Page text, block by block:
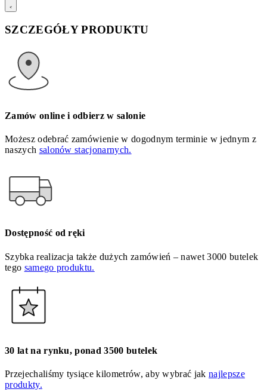
SZCZEGÓŁY PRODUKTU
Zamów online i odbierz w salonie
Możesz odebrać zamówienie w dogodnym terminie w jednym z
naszych salonów stacjonarnych.
Dostępność od ręki
Szybka realizacja także dużych zamówień – nawet 3000 butelek
tego samego produktu.
30 lat na rynku, ponad 3500 butelek
Przejechaliśmy tysiące kilometrów, aby wybrać jaknajlepsze
produkty.